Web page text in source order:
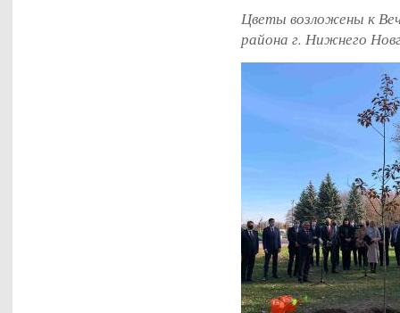
Цветы возложены к
района г. Нижнего